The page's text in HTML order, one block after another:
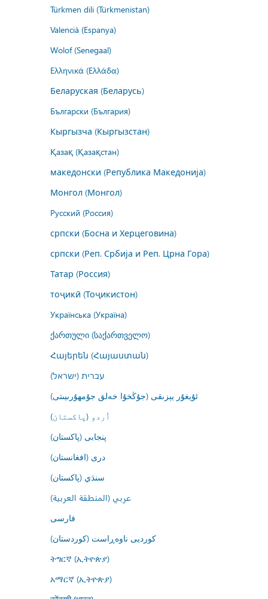
Türkmen dili (Türkmenistan)
Valencià (Espanya)
Wolof (Senegaal)
Ελληνικά (Ελλάδα)
Беларуская (Беларусь)
Български (България)
Кыргызча (Кыргызстан)
Қазақ (Қазақстан)
македонски (Република Македонија)
Монгол (Монгол)
Русский (Россия)
српски (Босна и Херцеговина)
српски (Реп. Србија и Реп. Црна Гора)
Татар (Россия)
тоҷикӣ (Тоҷикистон)
Українська (Україна)
ქართული (საქართველო)
Հայերեն (Հայաստան)
עברית (ישראל)
ئۇيغۇر يېزىقى (جۇڭخۇا خەلق جۇمھۇرىيىتى)
اُردو (پاکستان)
پنجابی (پاکستان)
درى (افغانستان)
سنڌي (پاکستان)
عربي (المنطقة العربية)
فارسى
کوردیی ناوەڕاست (کوردستان)
ትግርኛ (ኢትዮጵያ)
አማርኛ (ኢትዮጵያ)